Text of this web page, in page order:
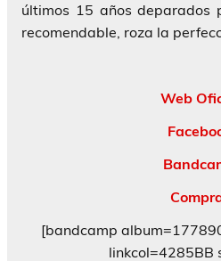
últimos 15 años deparados
recomendable, roza la
Web
[bandcamp
linkcol=4285BB